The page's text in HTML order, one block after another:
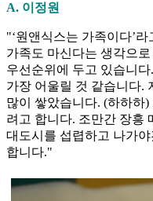
A. 이정원
"‘원앤식스는 가족이다’
가족도 마신다는 생각으
우선순위에 두고 있습니
가장 어울릴 것 같습니다.
많이 쌓았습니다. (하하하
려고 합니다. 조만간 장흥
대도시를 섭렵하고 나가
합니다."